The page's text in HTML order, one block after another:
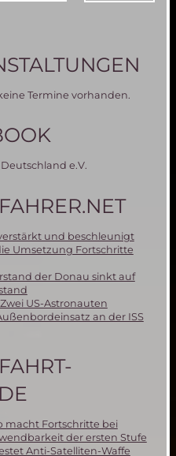
Termine vorhanden.
e.V.
und beschleunigt
Umsetzung Fortschritte
der Donau sinkt auf
Zwei US-Astronauten
an der ISS
macht Fortschritte bei
der ersten Stufe
Anti-Satelliten-Waffe